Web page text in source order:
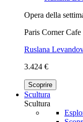
Opera della
Paris Corner
Ruslana
3.424 €
Scoprire
Scultura
Scultura